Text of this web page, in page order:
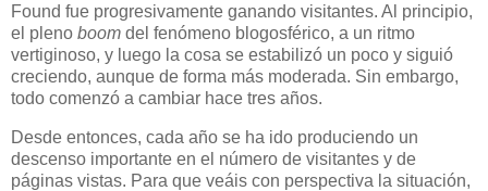
Found fue progresivamente ganando visitantes. Al principio,
el pleno boom del fenómeno blogosférico, a un ritmo
vertiginoso, y luego la cosa se estabilizó un poco y siguió
creciendo, aunque de forma más moderada. Sin embargo,
todo comenzó a cambiar hace tres años.
Desde entonces, cada año se ha ido produciendo un
descenso importante en el número de visitantes y de
páginas vistas. Para que veáis con perspectiva la situación,